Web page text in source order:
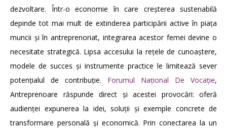
dezvoltare. Într-o economie în care creșterea sustenabilă
depinde tot mai mult de extinderea participării active în piața
muncii și în antreprenoriat, integrarea acestor femei devine o
necesitate strategică. Lipsa accesului la rețele de cunoaștere,
modele de succes și instrumente practice le limitează sever
potențialul de contribuție. Forumul Național De Vocație,
Antreprenoare răspunde direct și acestei provocări: oferă
audienței expunerea la idei, soluții și exemple concrete de
transformare personală și economică. Prin conectarea la un